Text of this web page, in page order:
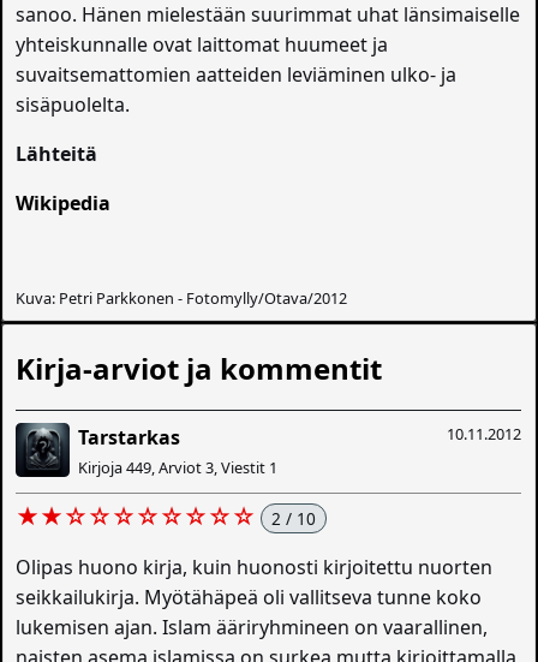
sanoo. Hänen mielestään suurimmat uhat länsimaiselle
yhteiskunnalle ovat laittomat huumeet ja
suvaitsemattomien aatteiden leviäminen ulko- ja
sisäpuolelta.
Lähteitä
Wikipedia
Kuva: Petri Parkkonen - Fotomylly/Otava/2012
Kirja-arviot ja kommentit
10.11.2012
Tarstarkas
Kirjoja 449, Arviot 3, Viestit 1
★★☆☆☆☆☆☆☆☆ 2 / 10
Olipas huono kirja, kuin huonosti kirjoitettu nuorten
seikkailukirja. Myötähäpeä oli vallitseva tunne koko
lukemisen ajan. Islam ääriryhmineen on vaarallinen,